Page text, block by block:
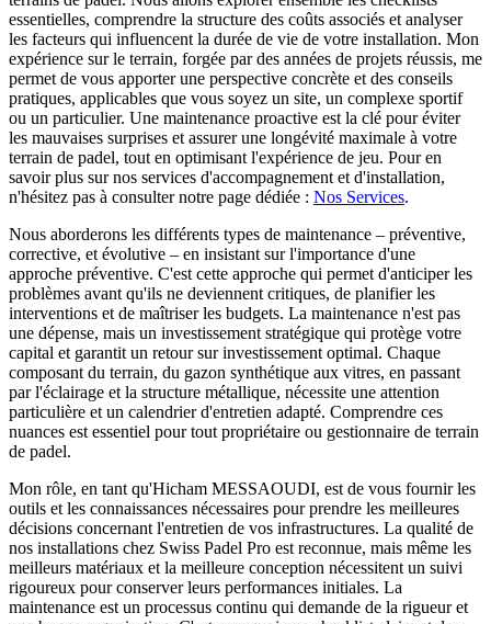
essentielles, comprendre la structure des coûts associés et analyser
les facteurs qui influencent la durée de vie de votre installation. Mon
expérience sur le terrain, forgée par des années de projets réussis, me
permet de vous apporter une perspective concrète et des conseils
pratiques, applicables que vous soyez un site, un complexe sportif
ou un particulier. Une maintenance proactive est la clé pour éviter
les mauvaises surprises et assurer une longévité maximale à votre
terrain de padel, tout en optimisant l'expérience de jeu. Pour en
savoir plus sur nos services d'accompagnement et d'installation,
n'hésitez pas à consulter notre page dédiée : Nos Services.
Nous aborderons les différents types de maintenance – préventive,
corrective, et évolutive – en insistant sur l'importance d'une
approche préventive. C'est cette approche qui permet d'anticiper les
problèmes avant qu'ils ne deviennent critiques, de planifier les
interventions et de maîtriser les budgets. La maintenance n'est pas
une dépense, mais un investissement stratégique qui protège votre
capital et garantit un retour sur investissement optimal. Chaque
composant du terrain, du gazon synthétique aux vitres, en passant
par l'éclairage et la structure métallique, nécessite une attention
particulière et un calendrier d'entretien adapté. Comprendre ces
nuances est essentiel pour tout propriétaire ou gestionnaire de terrain
de padel.
Mon rôle, en tant qu'Hicham MESSAOUDI, est de vous fournir les
outils et les connaissances nécessaires pour prendre les meilleures
décisions concernant l'entretien de vos infrastructures. La qualité de
nos installations chez Swiss Padel Pro est reconnue, mais même les
meilleurs matériaux et la meilleure conception nécessitent un suivi
rigoureux pour conserver leurs performances initiales. La
maintenance est un processus continu qui demande de la rigueur et